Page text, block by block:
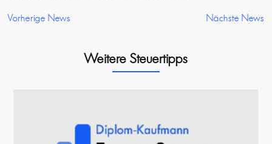
Vorherige News Nächste News
Weitere Steuertipps